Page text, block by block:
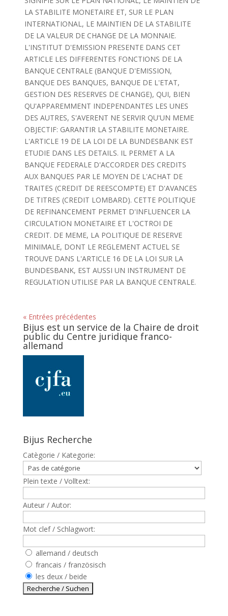
LA STABILITE MONETAIRE ET, SUR LE PLAN
INTERNATIONAL, LE MAINTIEN DE LA STABILITE
DE LA VALEUR DE CHANGE DE LA MONNAIE.
L'INSTITUT D'EMISSION PRESENTE DANS CET
ARTICLE LES DIFFERENTES FONCTIONS DE LA
BANQUE CENTRALE (BANQUE D'EMISSION,
BANQUE DES BANQUES, BANQUE DE L'ETAT,
GESTION DES RESERVES DE CHANGE), QUI, BIEN
QU'APPAREMMENT INDEPENDANTES LES UNES
DES AUTRES, S'AVERENT NE SERVIR QU'UN MEME
OBJECTIF: GARANTIR LA STABILITE MONETAIRE.
L'ARTICLE 19 DE LA LOI DE LA BUNDESBANK EST
ETUDIE DANS LES DETAILS. IL PERMET A LA
BANQUE FEDERALE D'ACCORDER DES CREDITS
AUX BANQUES PAR LE MOYEN DE L'ACHAT DE
TRAITES (CREDIT DE REESCOMPTE) ET D'AVANCES
DE TITRES (CREDIT LOMBARD). CETTE POLITIQUE
DE REFINANCEMENT PERMET D'INFLUENCER LA
CIRCULATION MONETAIRE ET L'OCTROI DE
CREDIT. DE MEME, LA POLITIQUE DE RESERVE
MINIMALE, DONT LE REGLEMENT ACTUEL SE
TROUVE DANS L'ARTICLE 16 DE LA LOI SUR LA
BUNDESBANK, EST AUSSI UN INSTRUMENT DE
REGULATION UTILISE PAR LA BANQUE CENTRALE.
« Entrées précédentes
Bijus est un service de la Chaire de droit
public du Centre juridique franco-
allemand
Bijus Recherche
Catègorie / Kategorie:
Plein texte / Volltext:
Auteur / Autor:
Mot clef / Schlagwort:
allemand / deutsch
francais / französisch
les deux / beide